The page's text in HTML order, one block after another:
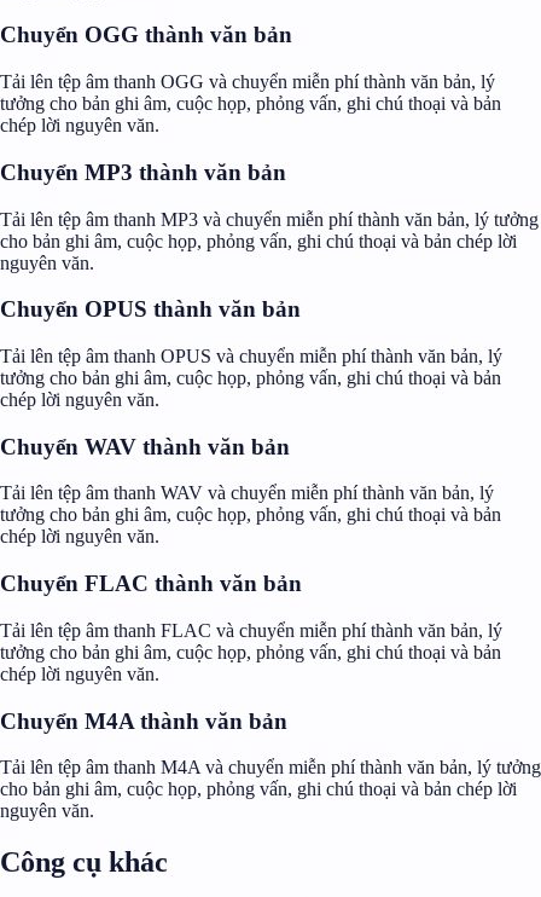
Chuyển OGG thành văn bản
Tải lên tệp âm thanh OGG và chuyển miễn phí thành văn bản, lý
tưởng cho bản ghi âm, cuộc họp, phỏng vấn, ghi chú thoại và bản
chép lời nguyên văn.
Chuyển MP3 thành văn bản
Tải lên tệp âm thanh MP3 và chuyển miễn phí thành văn bản, lý tưởng
cho bản ghi âm, cuộc họp, phỏng vấn, ghi chú thoại và bản chép lời
nguyên văn.
Chuyển OPUS thành văn bản
Tải lên tệp âm thanh OPUS và chuyển miễn phí thành văn bản, lý
tưởng cho bản ghi âm, cuộc họp, phỏng vấn, ghi chú thoại và bản
chép lời nguyên văn.
Chuyển WAV thành văn bản
Tải lên tệp âm thanh WAV và chuyển miễn phí thành văn bản, lý
tưởng cho bản ghi âm, cuộc họp, phỏng vấn, ghi chú thoại và bản
chép lời nguyên văn.
Chuyển FLAC thành văn bản
Tải lên tệp âm thanh FLAC và chuyển miễn phí thành văn bản, lý
tưởng cho bản ghi âm, cuộc họp, phỏng vấn, ghi chú thoại và bản
chép lời nguyên văn.
Chuyển M4A thành văn bản
Tải lên tệp âm thanh M4A và chuyển miễn phí thành văn bản, lý tưởng
cho bản ghi âm, cuộc họp, phỏng vấn, ghi chú thoại và bản chép lời
nguyên văn.
Công cụ khác